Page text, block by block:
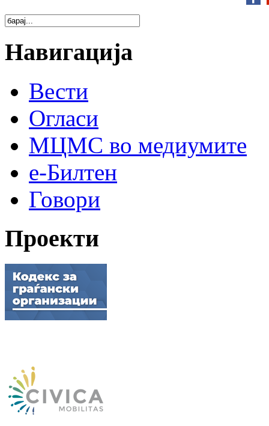
Навигација
Вести
Огласи
МЦМС во медиумите
е-Билтен
Говори
Проекти